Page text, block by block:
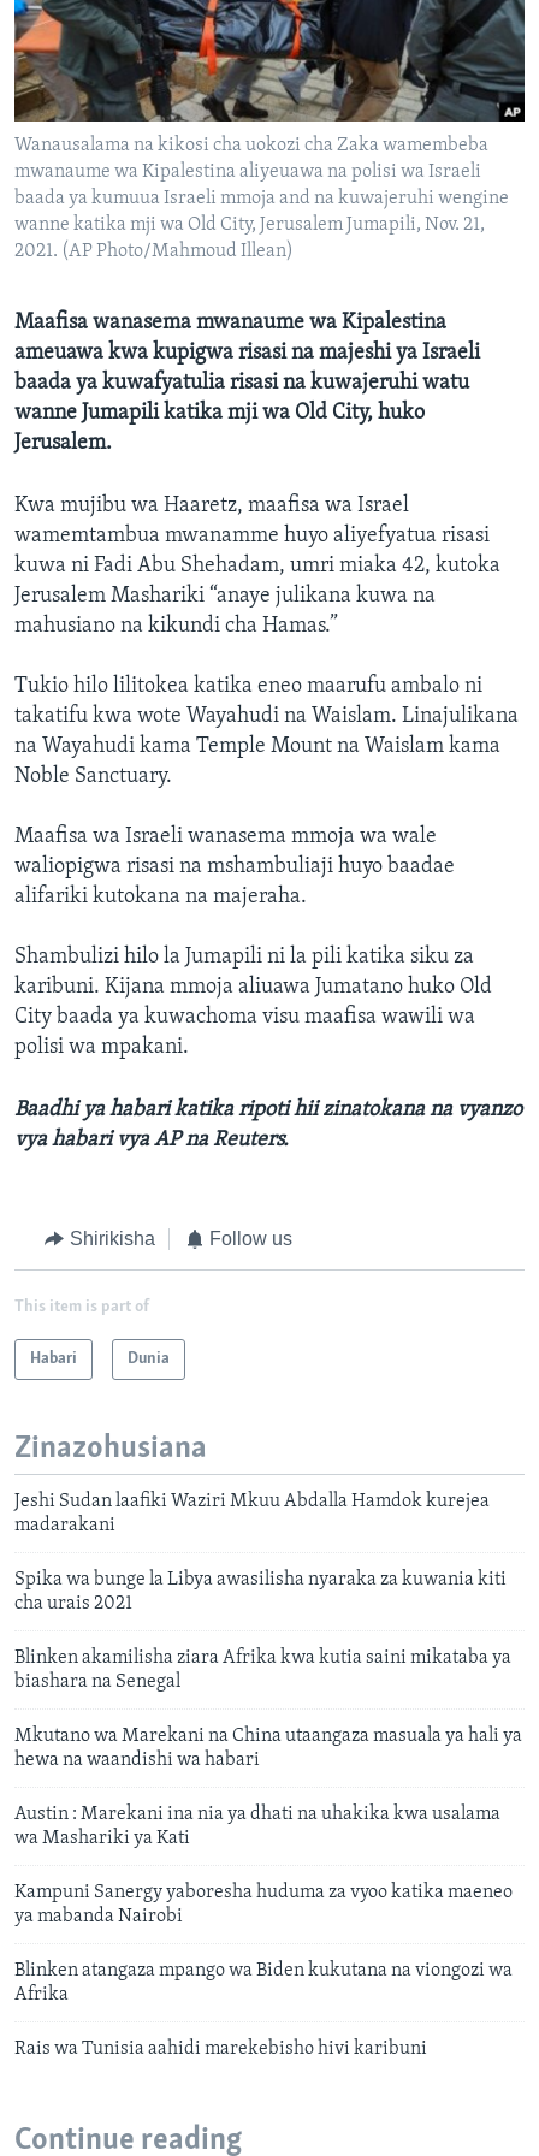
Wanausalama na kikosi cha uokozi cha Zaka wamembeba
mwanaume wa Kipalestina aliyeuawa na polisi wa Israeli
baada ya kumuua Israeli mmoja and na kuwajeruhi wengine
wanne katika mji wa Old City, Jerusalem Jumapili, Nov. 21,
2021. (AP Photo/Mahmoud Illean)
Maafisa wanasema mwanaume wa Kipalestina
ameuawa kwa kupigwa risasi na majeshi ya Israeli
baada ya kuwafyatulia risasi na kuwajeruhi watu
wanne Jumapili katika mji wa Old City, huko
Jerusalem.
Kwa mujibu wa Haaretz, maafisa wa Israel
wamemtambua mwanamme huyo aliyefyatua risasi
kuwa ni Fadi Abu Shehadam, umri miaka 42, kutoka
Jerusalem Mashariki “anaye julikana kuwa na
mahusiano na kikundi cha Hamas.”
Tukio hilo lilitokea katika eneo maarufu ambalo ni
takatifu kwa wote Wayahudi na Waislam. Linajulikana
na Wayahudi kama Temple Mount na Waislam kama
Noble Sanctuary.
Maafisa wa Israeli wanasema mmoja wa wale
waliopigwa risasi na mshambuliaji huyo baadae
alifariki kutokana na majeraha.
Shambulizi hilo la Jumapili ni la pili katika siku za
karibuni. Kijana mmoja aliuawa Jumatano huko Old
City baada ya kuwachoma visu maafisa wawili wa
polisi wa mpakani.
Baadhi ya habari katika ripoti hii zinatokana na vyanzo
vya habari vya AP na Reuters.
Shirikisha Follow us
This item is part of
Habari Dunia
Zinazohusiana
Jeshi Sudan laafiki Waziri Mkuu Abdalla Hamdok kurejea
madarakani
Spika wa bunge la Libya awasilisha nyaraka za kuwania kiti
cha urais 2021
Blinken akamilisha ziara Afrika kwa kutia saini mikataba ya
biashara na Senegal
Mkutano wa Marekani na China utaangaza masuala ya hali ya
hewa na waandishi wa habari
Austin : Marekani ina nia ya dhati na uhakika kwa usalama
wa Mashariki ya Kati
Kampuni Sanergy yaboresha huduma za vyoo katika maeneo
ya mabanda Nairobi
Blinken atangaza mpango wa Biden kukutana na viongozi wa
Afrika
Rais wa Tunisia aahidi marekebisho hivi karibuni
Continue reading